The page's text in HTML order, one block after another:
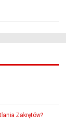
Zakrętów?